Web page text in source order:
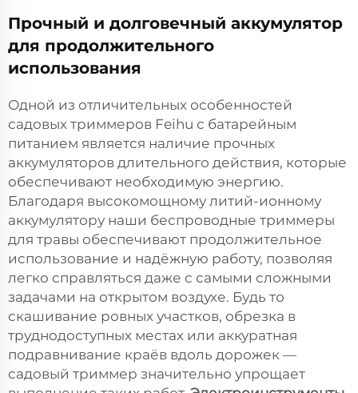
Прочный и долговечный аккумулятор
для продолжительного
использования
Одной из отличительных особенностей
садовых триммеров Feihu с батарейным
питанием является наличие прочных
аккумуляторов длительного действия, которые
обеспечивают необходимую энергию.
Благодаря высокомощному литий-ионному
аккумулятору наши беспроводные триммеры
для травы обеспечивают продолжительное
использование и надёжную работу, позволяя
легко справляться даже с самыми сложными
задачами на открытом воздухе. Будь то
скашивание ровных участков, обрезка в
труднодоступных местах или аккуратная
подравнивание краёв вдоль дорожек —
садовый триммер значительно упрощает